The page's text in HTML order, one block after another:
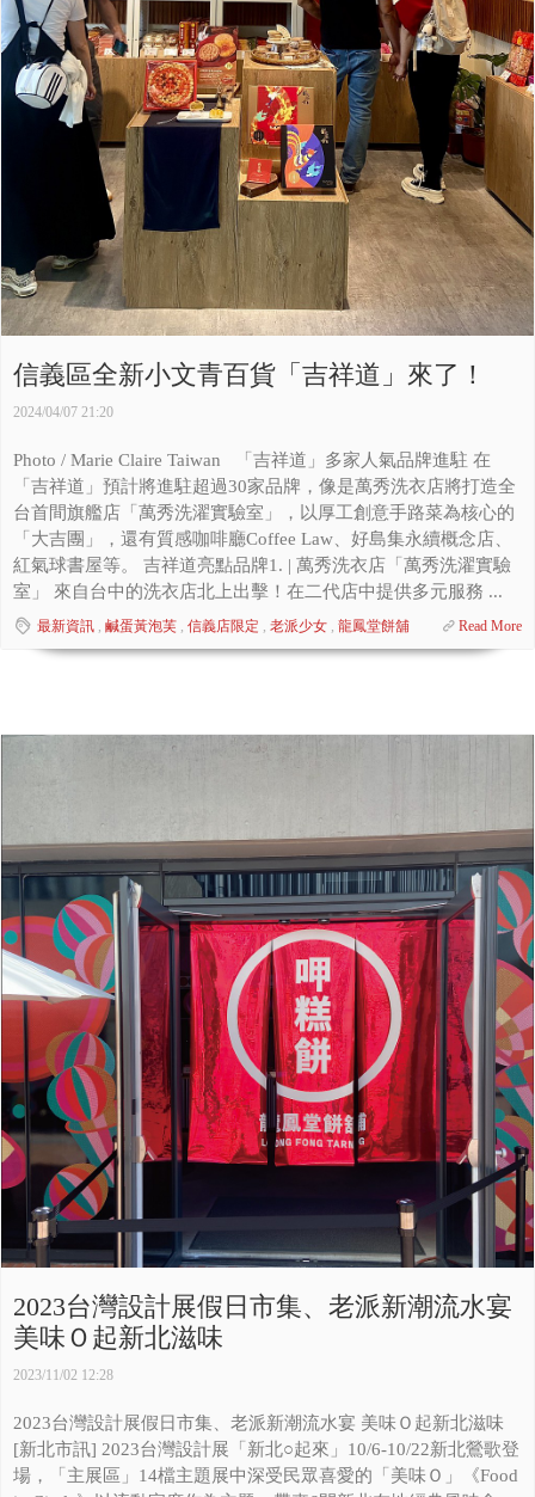
信義區全新小文青百貨「吉祥道」來了！
2024/04/07 21:20
Photo / Marie Claire Taiwan 「吉祥道」多家人氣品牌進駐 在
「吉祥道」預計將進駐超過30家品牌，像是萬秀洗衣店將打造全
台首間旗艦店「萬秀洗濯實驗室」，以厚工創意手路菜為核心的
「大吉團」，還有質感咖啡廳Coffee Law、好島集永續概念店、
紅氣球書屋等。 吉祥道亮點品牌1. | 萬秀洗衣店「萬秀洗濯實驗
室」 來自台中的洗衣店北上出擊！在二代店中提供多元服務 ...
最新資訊, 鹹蛋黃泡芙, 信義店限定 , 老派少女, 龍鳳堂餅舖 Read More
2023台灣設計展假日市集、老派新潮流水宴
美味Ｏ起新北滋味
2023/11/02 12:28
2023台灣設計展假日市集、老派新潮流水宴 美味Ｏ起新北滋味
[新北市訊] 2023台灣設計展「新北○起來」10/6-10/22新北鶯歌登
場，「主展區」14檔主題展中深受民眾喜愛的「美味Ｏ」《Food